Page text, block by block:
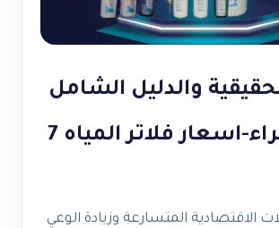
والدليل الشامل
قبل الشراء-اسعار فلاتر المياه 7